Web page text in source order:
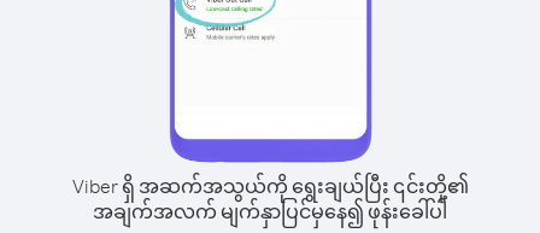
Viber ရှိ အဆက်အသွယ်ကို ရွေးချယ်ပြီး ၎င်းတို့၏
အချက်အလက် မျက်နှာပြင်မှနေ၍ ဖုန်းခေါ်ပါ